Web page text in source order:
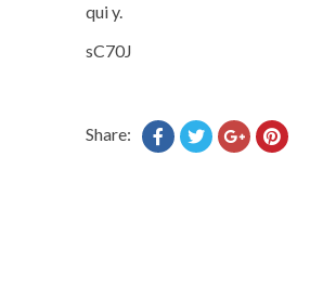
qui y.
sC70J
Share: